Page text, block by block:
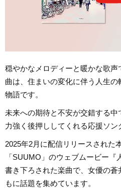
穏やかなメロディーと暖かな歌
曲は、住まいの変化に伴う人生
物語です。
未来への期待と不安が交錯する
力強く後押ししてくれる応援ソン
2025年2月に配信リリースされた
「SUUMO」のウェブムービー
書き下ろされた楽曲で、女優の蒼
もに話題を集めています。